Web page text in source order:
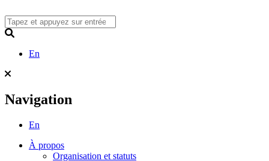
to
content
En
Navigation
En
À propos
Organisation et statuts